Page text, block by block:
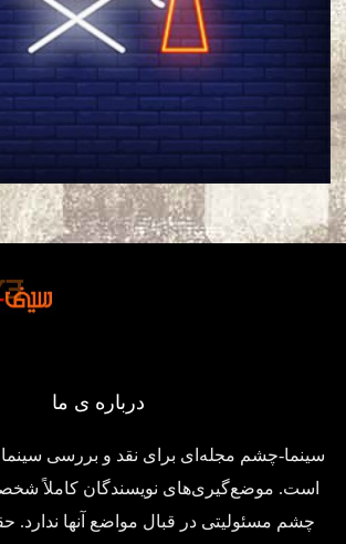
درباره ی ما
سینما-چشم مجله‌ای برای نقد و بررسی
است. موضع‌گیری‌های نویسندگان کاملاً
چشم مسئولیتی در قبال مواضع آنها ندارد.